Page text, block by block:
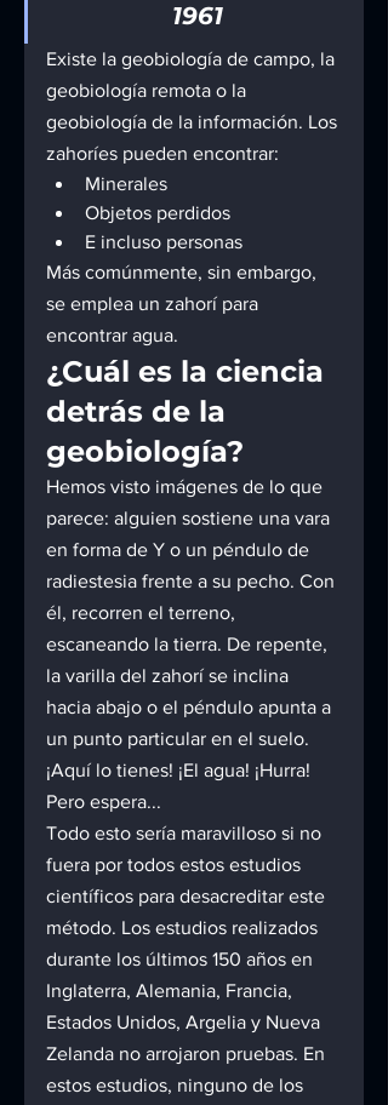
1961
Existe la geobiología de campo, la
geobiología remota o la
geobiología de la información. Los
zahoríes pueden encontrar:
Minerales
Objetos perdidos
E incluso personas
Más comúnmente, sin embargo,
se emplea un zahorí para
encontrar agua.
¿Cuál es la ciencia
detrás de la
geobiología?
Hemos visto imágenes de lo que
parece: alguien sostiene una vara
en forma de Y o un péndulo de
radiestesia frente a su pecho. Con
él, recorren el terreno,
escaneando la tierra. De repente,
la varilla del zahorí se inclina
hacia abajo o el péndulo apunta a
un punto particular en el suelo.
¡Aquí lo tienes! ¡El agua! ¡Hurra!
Pero espera...
Todo esto sería maravilloso si no
fuera por todos estos estudios
científicos para desacreditar este
método. Los estudios realizados
durante los últimos 150 años en
Inglaterra, Alemania, Francia,
Estados Unidos, Argelia y Nueva
Zelanda no arrojaron pruebas. En
estos estudios, ninguno de los